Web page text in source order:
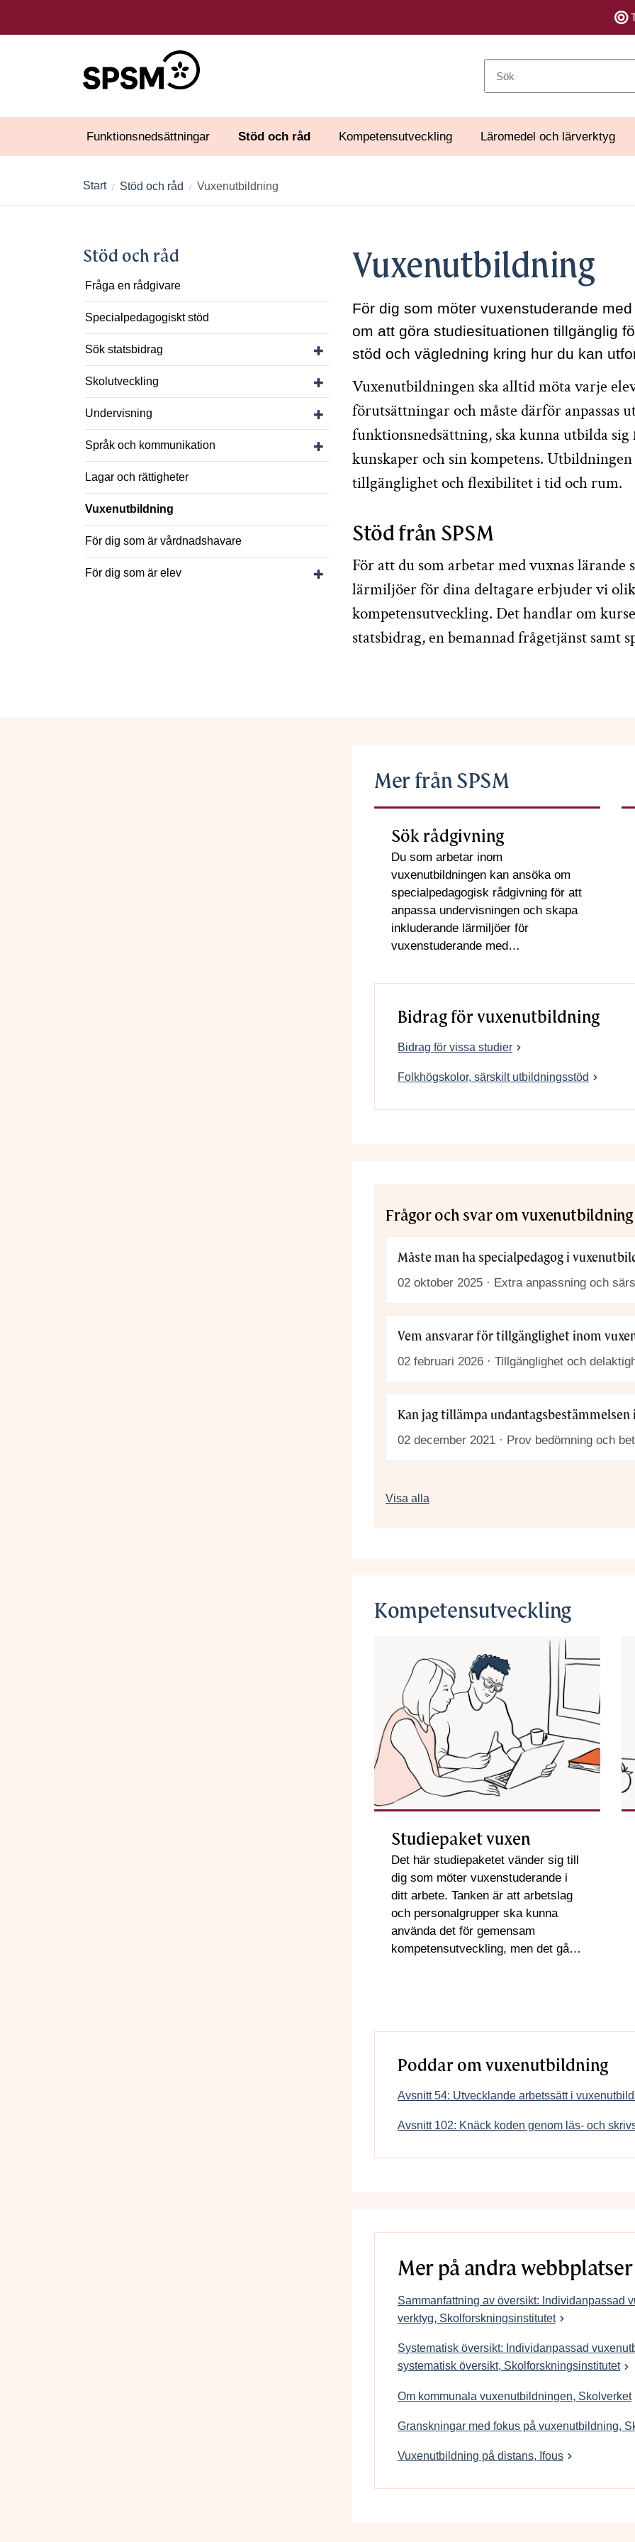
Funktionsnedsättningar Stöd och råd Kompetensutveckling Läromedel och lärverktyg
Start Stöd och råd Vuxenutbildning
Stöd och råd
Fråga en rådgivare
Specialpedagogiskt stöd
Sök statsbidrag
Visa/dölj undersidor till Sök statsbidrag
Skolutveckling
Undervisning
Visa/dölj undersidor till Undervisning
Språk och kommunikation
Visa/dölj undersidor till Språk och kommunikation
Lagar och rättigheter
Vuxenutbildning
För dig som är vårdnadshavare
För dig som är elev
Visa/dölj undersidor till För dig som är elev
Vuxenutbildning
För dig som möter vuxenstuderande
om att göra studiesituationen tillgänglig
stöd och vägledning kring hur du kan
Vuxenutbildningen ska alltid möta varje
förutsättningar och måste därför anpassas
funktionsnedsättning, ska kunna utbilda
kunskaper och sin kompetens. Utbildningen
tillgänglighet och flexibilitet i tid och rum.
Stöd från SPSM
För att du som arbetar med vuxnas lärande
lärmiljöer för dina deltagare erbjuder vi
kompetensutveckling. Det handlar om
statsbidrag, en bemannad frågetjänst samt
Mer från SPSM
Sök rådgivning
Du som arbetar inom
vuxenutbildningen kan ansöka om
specialpedagogisk rådgivning för att
anpassa undervisningen och skapa
inkluderande lärmiljöer för
vuxenstuderande med
Bidrag för vuxenutbildning
Bidrag för vissa studier
Folkhögskolor, särskilt utbildningsstöd
Frågor och svar om vuxenutbildning
Måste man ha specialpedagog i
02 oktober 2025 · Extra anpassning och
Vem ansvarar för tillgänglighet inom
02 februari 2026 · Tillgänglighet och
Kan jag tillämpa undantagsbestämmelsen
02 december 2021 · Prov bedömning och
Visa alla
Kompetensutveckling
Studiepaket vuxen
Det här studiepaketet vänder sig till
dig som möter vuxenstuderande i
ditt arbete. Tanken är att arbetslag
och personalgrupper ska kunna
använda det för gemensam
kompetensutveckling, men det går
Poddar om vuxenutbildning
Avsnitt 54: Utvecklande arbetssätt i
Avsnitt 102: Knäck koden genom läs- och
Mer på andra webbplatser
Sammanfattning av översikt: Individanpassad
verktyg, Skolforskningsinstitutet
Systematisk översikt: Individanpassad
systematisk översikt, Skolforskningsinstitutet
Om kommunala vuxenutbildningen, Skolverket
Granskningar med fokus på vuxenutbildning,
Vuxenutbildning på distans, Ifous